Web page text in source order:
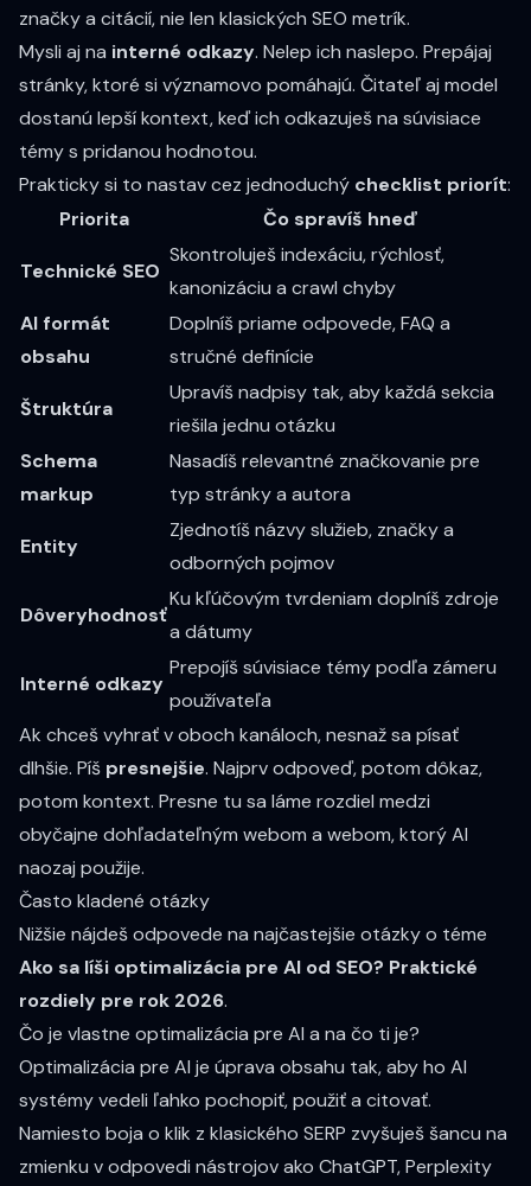
značky a citácií, nie len klasických SEO metrík.
Mysli aj na interné odkazy. Nelep ich naslepo. Prepájaj
stránky, ktoré si významovo pomáhajú. Čitateľ aj model
dostanú lepší kontext, keď ich odkazuješ na súvisiace
témy s pridanou hodnotou.
Prakticky si to nastav cez jednoduchý checklist priorít:
Priorita
Čo spravíš hneď
Technické SEO
Skontroluješ indexáciu, rýchlosť,
kanonizáciu a crawl chyby
AI formát
obsahu
Doplníš priame odpovede, FAQ a
stručné definície
Štruktúra
Upravíš nadpisy tak, aby každá sekcia
riešila jednu otázku
Schema
markup
Nasadíš relevantné značkovanie pre
typ stránky a autora
Entity
Zjednotíš názvy služieb, značky a
odborných pojmov
Dôveryhodnosť
Ku kľúčovým tvrdeniam doplníš zdroje
a dátumy
Interné odkazy
Prepojíš súvisiace témy podľa zámeru
používateľa
Ak chceš vyhrať v oboch kanáloch, nesnaž sa písať
dlhšie. Píš presnejšie. Najprv odpoveď, potom dôkaz,
potom kontext. Presne tu sa láme rozdiel medzi
obyčajne dohľadateľným webom a webom, ktorý AI
naozaj použije.
Často kladené otázky
Nižšie nájdeš odpovede na najčastejšie otázky o téme
Ako sa líši optimalizácia pre AI od SEO? Praktické
rozdiely pre rok 2026.
Čo je vlastne optimalizácia pre AI a na čo ti je?
Optimalizácia pre AI je úprava obsahu tak, aby ho AI
systémy vedeli ľahko pochopiť, použiť a citovať.
Namiesto boja o klik z klasického SERP zvyšuješ šancu na
zmienku v odpovedi nástrojov ako ChatGPT, Perplexity